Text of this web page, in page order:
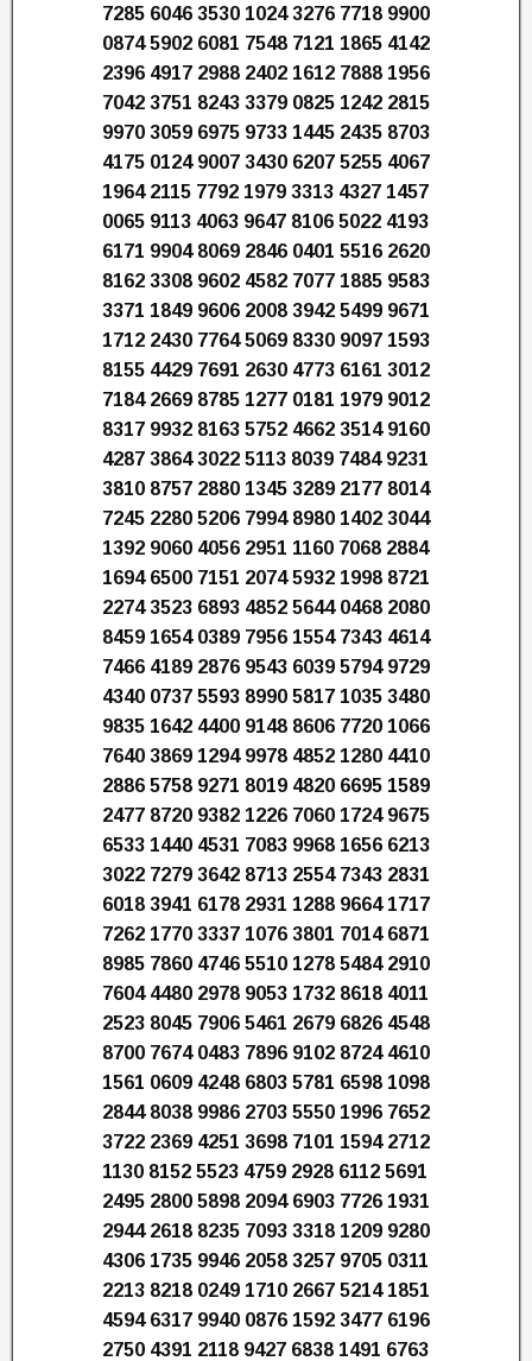
7285 6046 3530 1024 3276 7718 9900
0874 5902 6081 7548 7121 1865 4142
2396 4917 2988 2402 1612 7888 1956
7042 3751 8243 3379 0825 1242 2815
9970 3059 6975 9733 1445 2435 8703
4175 0124 9007 3430 6207 5255 4067
1964 2115 7792 1979 3313 4327 1457
0065 9113 4063 9647 8106 5022 4193
6171 9904 8069 2846 0401 5516 2620
8162 3308 9602 4582 7077 1885 9583
3371 1849 9606 2008 3942 5499 9671
1712 2430 7764 5069 8330 9097 1593
8155 4429 7691 2630 4773 6161 3012
7184 2669 8785 1277 0181 1979 9012
8317 9932 8163 5752 4662 3514 9160
4287 3864 3022 5113 8039 7484 9231
3810 8757 2880 1345 3289 2177 8014
7245 2280 5206 7994 8980 1402 3044
1392 9060 4056 2951 1160 7068 2884
1694 6500 7151 2074 5932 1998 8721
2274 3523 6893 4852 5644 0468 2080
8459 1654 0389 7956 1554 7343 4614
7466 4189 2876 9543 6039 5794 9729
4340 0737 5593 8990 5817 1035 3480
9835 1642 4400 9148 8606 7720 1066
7640 3869 1294 9978 4852 1280 4410
2886 5758 9271 8019 4820 6695 1589
2477 8720 9382 1226 7060 1724 9675
6533 1440 4531 7083 9968 1656 6213
3022 7279 3642 8713 2554 7343 2831
6018 3941 6178 2931 1288 9664 1717
7262 1770 3337 1076 3801 7014 6871
8985 7860 4746 5510 1278 5484 2910
7604 4480 2978 9053 1732 8618 4011
2523 8045 7906 5461 2679 6826 4548
8700 7674 0483 7896 9102 8724 4610
1561 0609 4248 6803 5781 6598 1098
2844 8038 9986 2703 5550 1996 7652
3722 2369 4251 3698 7101 1594 2712
1130 8152 5523 4759 2928 6112 5691
2495 2800 5898 2094 6903 7726 1931
2944 2618 8235 7093 3318 1209 9280
4306 1735 9946 2058 3257 9705 0311
2213 8218 0249 1710 2667 5214 1851
4594 6317 9940 0876 1592 3477 6196
2750 4391 2118 9427 6838 1491 6763